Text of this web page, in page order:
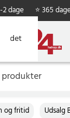
2 dage ⭐ 365
og fritid Udsalg